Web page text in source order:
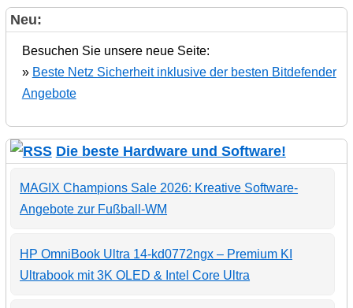
Neu:
Besuchen Sie unsere neue Seite:
» Beste Netz Sicherheit inklusive der besten Bitdefender
Angebote
Die beste Hardware und Software!
MAGIX Champions Sale 2026: Kreative Software-
Angebote zur Fußball-WM
HP OmniBook Ultra 14-kd0772ngx – Premium KI
Ultrabook mit 3K OLED & Intel Core Ultra